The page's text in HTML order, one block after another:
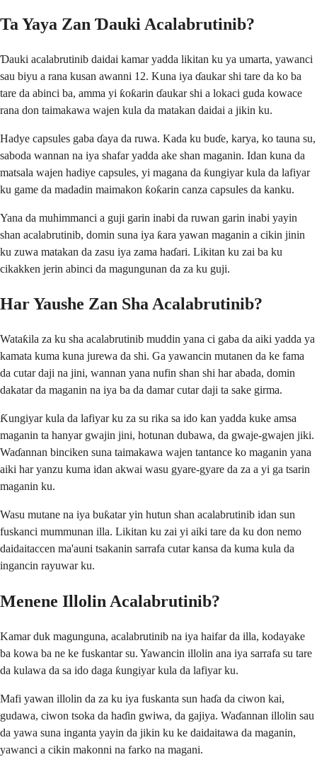
Ta Yaya Zan Ɗauki Acalabrutinib?
Ɗauki acalabrutinib daidai kamar yadda likitan ku ya umarta, yawanci
sau biyu a rana kusan awanni 12. Kuna iya ɗaukar shi tare da ko ba
tare da abinci ba, amma yi ƙoƙarin ɗaukar shi a lokaci guda kowace
rana don taimakawa wajen kula da matakan daidai a jikin ku.
Hadye capsules gaba ɗaya da ruwa. Kada ku buɗe, karya, ko tauna su,
saboda wannan na iya shafar yadda ake shan maganin. Idan kuna da
matsala wajen hadiye capsules, yi magana da ƙungiyar kula da lafiyar
ku game da madadin maimakon ƙoƙarin canza capsules da kanku.
Yana da muhimmanci a guji garin inabi da ruwan garin inabi yayin
shan acalabrutinib, domin suna iya ƙara yawan maganin a cikin jinin
ku zuwa matakan da zasu iya zama haɗari. Likitan ku zai ba ku
cikakken jerin abinci da magungunan da za ku guji.
Har Yaushe Zan Sha Acalabrutinib?
Wataƙila za ku sha acalabrutinib muddin yana ci gaba da aiki yadda ya
kamata kuma kuna jurewa da shi. Ga yawancin mutanen da ke fama
da cutar daji na jini, wannan yana nufin shan shi har abada, domin
dakatar da maganin na iya ba da damar cutar daji ta sake girma.
Ƙungiyar kula da lafiyar ku za su rika sa ido kan yadda kuke amsa
maganin ta hanyar gwajin jini, hotunan dubawa, da gwaje-gwajen jiki.
Waɗannan binciken suna taimakawa wajen tantance ko maganin yana
aiki har yanzu kuma idan akwai wasu gyare-gyare da za a yi ga tsarin
maganin ku.
Wasu mutane na iya buƙatar yin hutun shan acalabrutinib idan sun
fuskanci mummunan illa. Likitan ku zai yi aiki tare da ku don nemo
daidaitaccen ma'auni tsakanin sarrafa cutar kansa da kuma kula da
ingancin rayuwar ku.
Menene Illolin Acalabrutinib?
Kamar duk magunguna, acalabrutinib na iya haifar da illa, kodayake
ba kowa ba ne ke fuskantar su. Yawancin illolin ana iya sarrafa su tare
da kulawa da sa ido daga ƙungiyar kula da lafiyar ku.
Mafi yawan illolin da za ku iya fuskanta sun haɗa da ciwon kai,
gudawa, ciwon tsoka da haɗin gwiwa, da gajiya. Waɗannan illolin sau
da yawa suna inganta yayin da jikin ku ke daidaitawa da maganin,
yawanci a cikin makonni na farko na magani.